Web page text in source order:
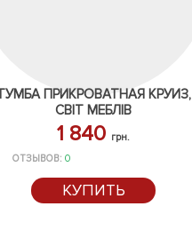
ПРИКРОВАТНАЯ КРУИЗ,
СВІТ МЕБЛІВ
1 840 грн.
ОТЗЫВОВ: 0
КУПИТЬ